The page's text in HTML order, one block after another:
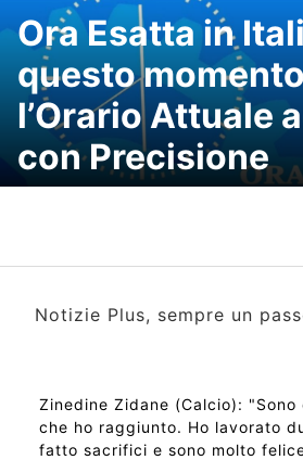
Ora Esatta in
questo
l’Orario Attuale
con Precisione
Notizie Plus, sempre un
Zinedine Zidane (Calcio):
che ho raggiunto. Ho lavorato
fatto sacrifici e sono molto